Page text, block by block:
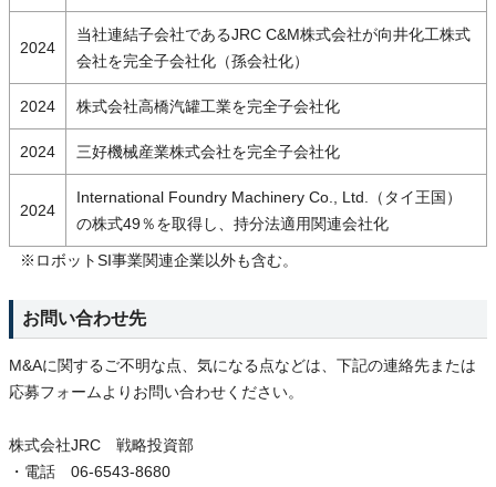
2024
当社連結子会社であるJRC C&M株式会社が向井化工株式
会社を完全子会社化（孫会社化）
2024 株式会社高橋汽罐工業を完全子会社化
2024 三好機械産業株式会社を完全子会社化
2024
International Foundry Machinery Co., Ltd.（タイ王国）
の株式49％を取得し、持分法適用関連会社化
※ロボットSI事業関連企業以外も含む。
お問い合わせ先
M&Aに関するご不明な点、気になる点などは、下記の連絡先または
応募フォームよりお問い合わせください。
株式会社JRC 戦略投資部
・電話 06-6543-8680